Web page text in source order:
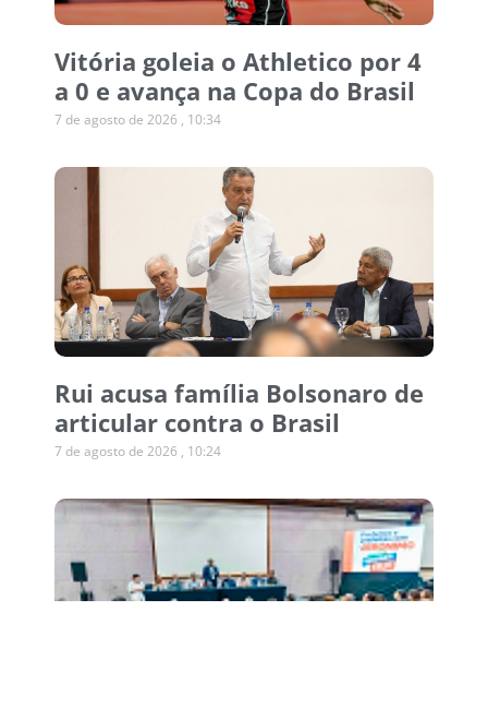
Vitória goleia o Athletico por 4
a 0 e avança na Copa do Brasil
7 de agosto de 2026 10:34
Rui acusa família Bolsonaro de
articular contra o Brasil
7 de agosto de 2026 10:24